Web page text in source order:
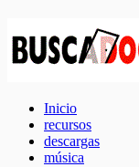
Inicio
recursos
descargas
música